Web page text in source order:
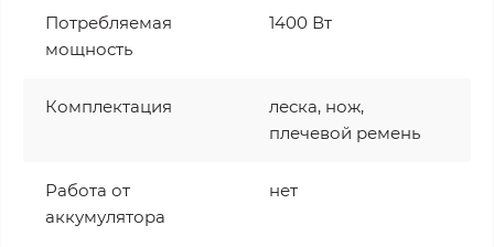
Потребляемая
мощность
1400 Вт
Комплектация
леска, нож,
плечевой ремень
Работа от
аккумулятора
нет